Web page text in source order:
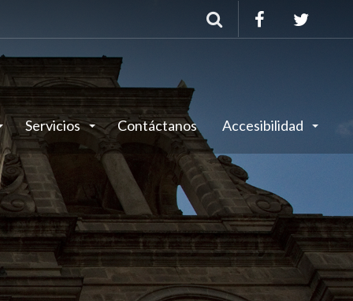
Servicios Contáctanos Accesibilidad